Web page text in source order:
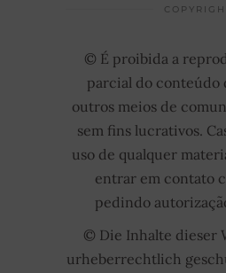
© É proibida a
parcial do conteúdo
outros meios de
sem fins lucrativos.
uso de qualquer
entrar em contato
pedindo
© Die Inhalte dieser
urheberrechtlich